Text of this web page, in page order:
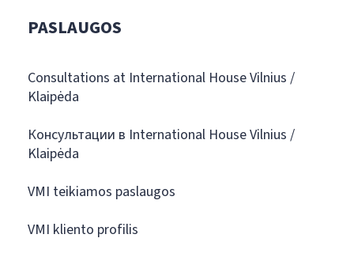
PASLAUGOS
Consultations at International House Vilnius /
Klaipėda
Консультации в International House Vilnius /
Klaipėda
VMI teikiamos paslaugos
VMI kliento profilis